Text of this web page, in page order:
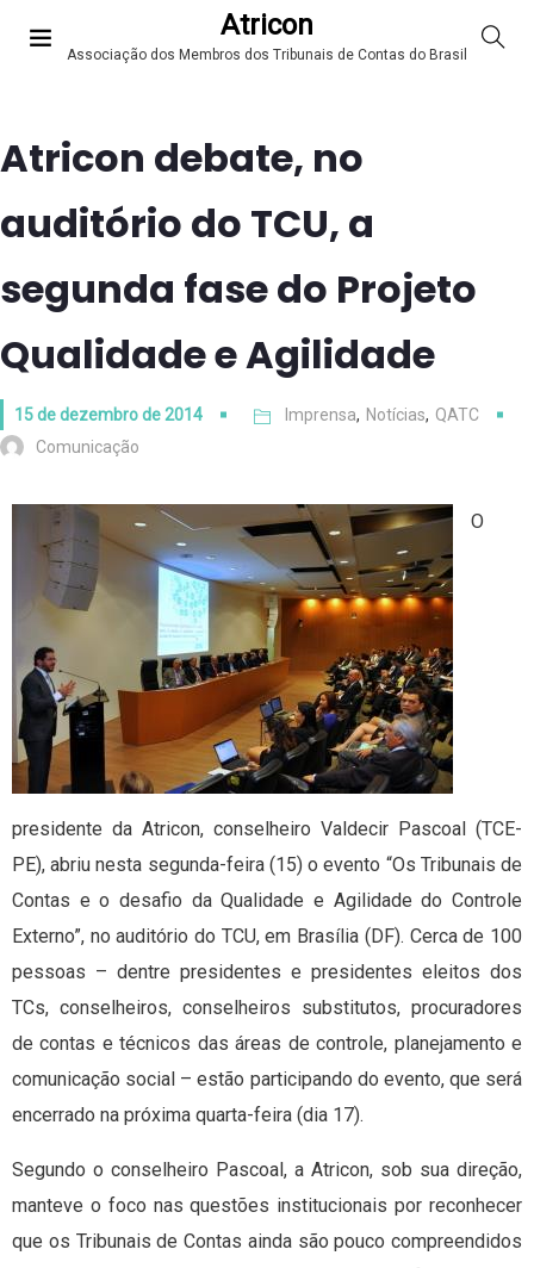
Atricon
Associação dos Membros dos Tribunais de Contas do Brasil
Atricon debate, no
auditório do TCU, a
segunda fase do Projeto
Qualidade e Agilidade
15 de dezembro de 2014 Imprensa, Notícias, QATC
Comunicação
O
presidente da Atricon, conselheiro Valdecir Pascoal (TCE-
PE), abriu nesta segunda-feira (15) o evento “Os Tribunais de
Contas e o desafio da Qualidade e Agilidade do Controle
Externo”, no auditório do TCU, em Brasília (DF). Cerca de 100
pessoas – dentre presidentes e presidentes eleitos dos
TCs, conselheiros, conselheiros substitutos, procuradores
de contas e técnicos das áreas de controle, planejamento e
comunicação social – estão participando do evento, que será
encerrado na próxima quarta-feira (dia 17).
Segundo o conselheiro Pascoal, a Atricon, sob sua direção,
manteve o foco nas questões institucionais por reconhecer
que os Tribunais de Contas ainda são pouco compreendidos